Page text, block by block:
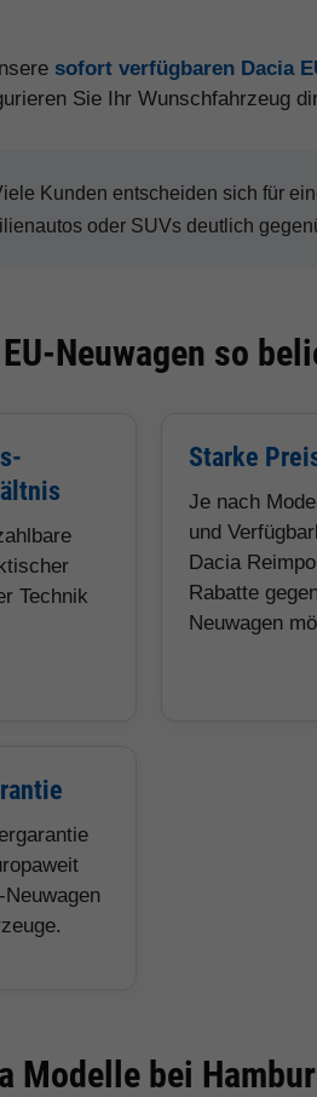
sofort verfügbaren Dacia
Sie Ihr Wunschfahrzeug
Kunden entscheiden sich für
oder SUVs deutlich
Neuwagen so
Technik
Starke
Je nach
und
Dacia
Rabatte
Neuwagen
Modelle bei